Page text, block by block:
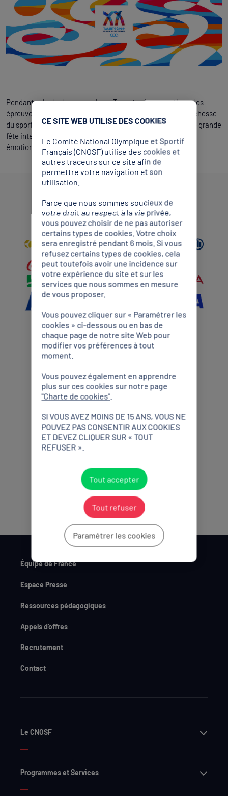
Pendant près de deux semaines, Tarente vivra au rythme des
épreuves et des performances, en mettant à l’honneur la richesse
du sport méditerranéen et la dynamique collective de cette grande
fête internationale. Un rendez-vous estival à suivre, entre
émotion, ferveur et ambition sportive.
Partenaires Mondiaux
Partenaires Premium
Partenaires Officiels
Équipe de France
Espace Presse
Ressources pédagogiques
Appels d'offres
Recrutement
Contact
Le CNOSF
Programmes et Services
CE SITE WEB UTILISE DES COOKIES
Le Comité National Olympique et Sportif
Français (CNOSF) utilise des cookies et
autres traceurs sur ce site afin de
permettre votre navigation et son
utilisation.
Parce que nous sommes soucieux de
votre droit au respect à la vie privée,
vous pouvez choisir de ne pas autoriser
certains types de cookies. Votre choix
sera enregistré pendant 6 mois. Si vous
refusez certains types de cookies, cela
peut toutefois avoir une incidence sur
votre expérience du site et sur les
services que nous sommes en mesure
de vous proposer.
Vous pouvez cliquer sur « Paramétrer les
cookies » ci-dessous ou en bas de
chaque page de notre site Web pour
modifier vos préférences à tout
moment.
Vous pouvez également en apprendre
plus sur ces cookies sur notre page
"Charte de cookies".
SI VOUS AVEZ MOINS DE 15 ANS, VOUS NE
POUVEZ PAS CONSENTIR AUX COOKIES
ET DEVEZ CLIQUER SUR « TOUT
REFUSER ».
Tout accepter
Tout refuser
Paramétrer les cookies